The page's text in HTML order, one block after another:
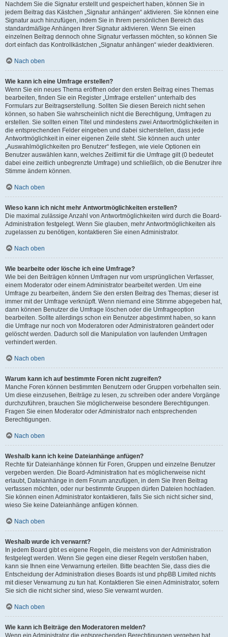
Nachdem Sie die Signatur erstellt und gespeichert haben, können Sie in
jedem Beitrag das Kästchen „Signatur anhängen“ aktivieren. Sie können eine
Signatur auch hinzufügen, indem Sie in Ihrem persönlichen Bereich das
standardmäßige Anhängen Ihrer Signatur aktivieren. Wenn Sie einen
einzelnen Beitrag dennoch ohne Signatur verfassen möchten, so können Sie
dort einfach das Kontrollkästchen „Signatur anhängen“ wieder deaktivieren.
Nach oben
Wie kann ich eine Umfrage erstellen?
Wenn Sie ein neues Thema eröffnen oder den ersten Beitrag eines Themas
bearbeiten, finden Sie ein Register „Umfrage erstellen“ unterhalb des
Formulars zur Beitragserstellung. Sollten Sie diesen Bereich nicht sehen
können, so haben Sie wahrscheinlich nicht die Berechtigung, Umfragen zu
erstellen. Sie sollten einen Titel und mindestens zwei Antwortmöglichkeiten in
die entsprechenden Felder eingeben und dabei sicherstellen, dass jede
Antwortmöglichkeit in einer eigenen Zeile steht. Sie können auch unter
„Auswahlmöglichkeiten pro Benutzer“ festlegen, wie viele Optionen ein
Benutzer auswählen kann, welches Zeitlimit für die Umfrage gilt (0 bedeutet
dabei eine zeitlich unbegrenzte Umfrage) und schließlich, ob die Benutzer ihre
Stimme ändern können.
Nach oben
Wieso kann ich nicht mehr Antwortmöglichkeiten erstellen?
Die maximal zulässige Anzahl von Antwortmöglichkeiten wird durch die Board-
Administration festgelegt. Wenn Sie glauben, mehr Antwortmöglichkeiten als
zugelassen zu benötigen, kontaktieren Sie einen Administrator.
Nach oben
Wie bearbeite oder lösche ich eine Umfrage?
Wie bei den Beiträgen können Umfragen nur vom ursprünglichen Verfasser,
einem Moderator oder einem Administrator bearbeitet werden. Um eine
Umfrage zu bearbeiten, ändern Sie den ersten Beitrag des Themas; dieser ist
immer mit der Umfrage verknüpft. Wenn niemand eine Stimme abgegeben hat,
dann können Benutzer die Umfrage löschen oder die Umfrageoption
bearbeiten. Sollte allerdings schon ein Benutzer abgestimmt haben, so kann
die Umfrage nur noch von Moderatoren oder Administratoren geändert oder
gelöscht werden. Dadurch soll die Manipulation von laufenden Umfragen
verhindert werden.
Nach oben
Warum kann ich auf bestimmte Foren nicht zugreifen?
Manche Foren können bestimmten Benutzern oder Gruppen vorbehalten sein.
Um diese einzusehen, Beiträge zu lesen, zu schreiben oder andere Vorgänge
durchzuführen, brauchen Sie möglicherweise besondere Berechtigungen.
Fragen Sie einen Moderator oder Administrator nach entsprechenden
Berechtigungen.
Nach oben
Weshalb kann ich keine Dateianhänge anfügen?
Rechte für Dateianhänge können für Foren, Gruppen und einzelne Benutzer
vergeben werden. Die Board-Administration hat es möglicherweise nicht
erlaubt, Dateianhänge in dem Forum anzufügen, in dem Sie Ihren Beitrag
verfassen möchten, oder nur bestimmte Gruppen dürfen Dateien hochladen.
Sie können einen Administrator kontaktieren, falls Sie sich nicht sicher sind,
wieso Sie keine Dateianhänge anfügen können.
Nach oben
Weshalb wurde ich verwarnt?
In jedem Board gibt es eigene Regeln, die meistens von der Administration
festgelegt werden. Wenn Sie gegen eine dieser Regeln verstoßen haben,
kann sie Ihnen eine Verwarnung erteilen. Bitte beachten Sie, dass dies die
Entscheidung der Administration dieses Boards ist und phpBB Limited nichts
mit dieser Verwarnung zu tun hat. Kontaktieren Sie einen Administrator, sofern
Sie sich die nicht sicher sind, wieso Sie verwarnt wurden.
Nach oben
Wie kann ich Beiträge den Moderatoren melden?
Wenn ein Administrator die entsprechenden Berechtigungen vergeben hat,